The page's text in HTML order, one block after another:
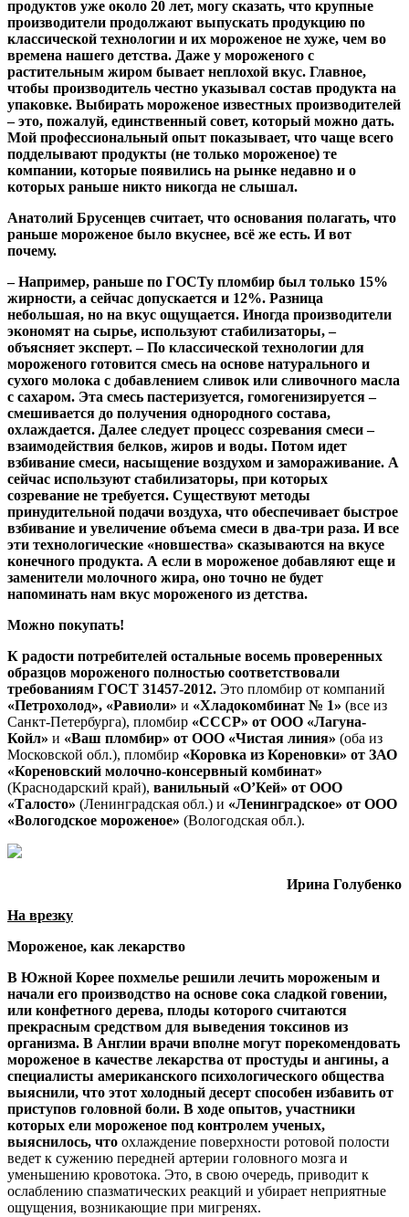
продуктов уже около 20 лет, могу сказать, что крупные
производители продолжают выпускать продукцию по
классической технологии и их мороженое не хуже, чем во
времена нашего детства. Даже у мороженого с
растительным жиром бывает неплохой вкус. Главное,
чтобы производитель честно указывал состав продукта на
упаковке. Выбирать мороженое известных производителей
– это, пожалуй, единственный совет, который можно дать.
Мой профессиональный опыт показывает, что чаще всего
подделывают продукты (не только мороженое) те
компании, которые появились на рынке недавно и о
которых раньше никто никогда не слышал.
Анатолий Брусенцев считает, что основания полагать, что
раньше мороженое было вкуснее, всё же есть. И вот
почему.
– Например, раньше по ГОСТу пломбир был только 15%
жирности, а сейчас допускается и 12%. Разница
небольшая, но на вкус ощущается. Иногда производители
экономят на сырье, используют стабилизаторы, –
объясняет эксперт. – По классической технологии для
мороженого готовится смесь на основе натурального и
сухого молока с добавлением сливок или сливочного масла
с сахаром. Эта смесь пастеризуется, гомогенизируется –
смешивается до получения однородного состава,
охлаждается. Далее следует процесс созревания смеси –
взаимодействия белков, жиров и воды. Потом идет
взбивание смеси, насыщение воздухом и замораживание. А
сейчас используют стабилизаторы, при которых
созревание не требуется. Существуют методы
принудительной подачи воздуха, что обеспечивает быстрое
взбивание и увеличение объема смеси в два-три раза. И все
эти технологические «новшества» сказываются на вкусе
конечного продукта. А если в мороженое добавляют еще и
заменители молочного жира, оно точно не будет
напоминать нам вкус мороженого из детства.
Можно покупать!
К радости потребителей остальные восемь проверенных
образцов мороженого полностью соответствовали
требованиям ГОСТ 31457-2012. Это пломбир от компаний
«Петрохолод», «Равиоли» и «Хладокомбинат № 1» (все из
Санкт-Петербурга), пломбир «СССР» от ООО «Лагуна-
Койл» и «Ваш пломбир» от ООО «Чистая линия» (оба из
Московской обл.), пломбир «Коровка из Кореновки» от ЗАО
«Кореновский молочно-консервный комбинат»
(Краснодарский край), ванильный «О’Кей» от ООО
«Талосто» (Ленинградская обл.) и «Ленинградское» от ООО
«Вологодское мороженое» (Вологодская обл.).
Ирина Голубенко
На врезку
Мороженое, как лекарство
В Южной Корее похмелье решили лечить мороженым и
начали его производство на основе сока сладкой говении,
или конфетного дерева, плоды которого считаются
прекрасным средством для выведения токсинов из
организма. В Англии врачи вполне могут порекомендовать
мороженое в качестве лекарства от простуды и ангины, а
специалисты американского психологического общества
выяснили, что этот холодный десерт способен избавить от
приступов головной боли. В ходе опытов, участники
которых ели мороженое под контролем ученых,
выяснилось, что охлаждение поверхности ротовой полости
ведет к сужению передней артерии головного мозга и
уменьшению кровотока. Это, в свою очередь, приводит к
ослаблению спазматических реакций и убирает неприятные
ощущения, возникающие при мигренях.